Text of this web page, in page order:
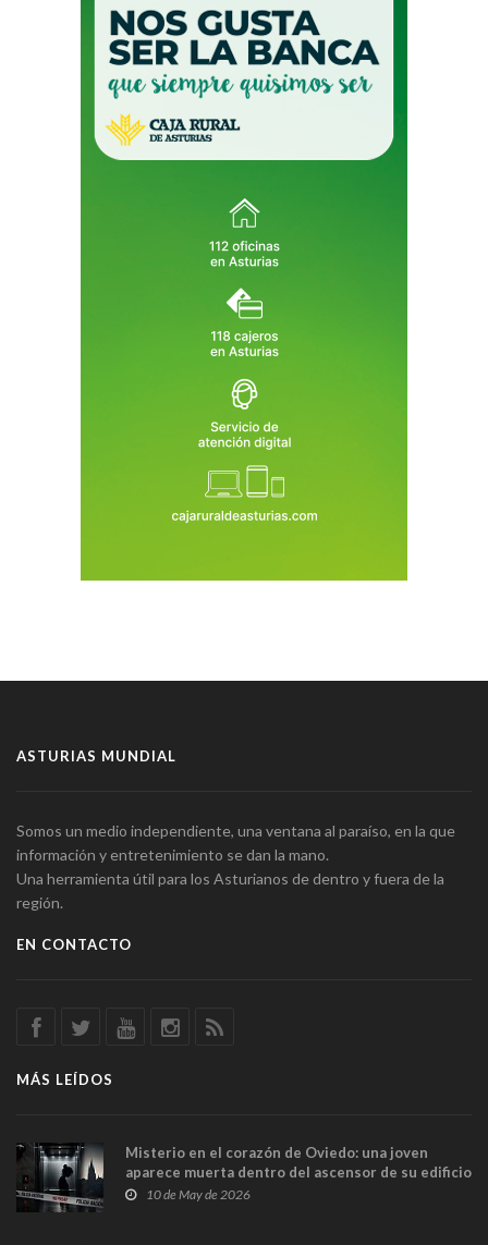
ASTURIAS MUNDIAL
Somos un medio independiente, una ventana al paraíso, en la que
información y entretenimiento se dan la mano.
Una herramienta útil para los Asturianos de dentro y fuera de la
región.
EN CONTACTO
MÁS LEÍDOS
Misterio en el corazón de Oviedo: una joven
aparece muerta dentro del ascensor de su edificio
y las cámaras captan sus últimos minutos
10 de May de 2026